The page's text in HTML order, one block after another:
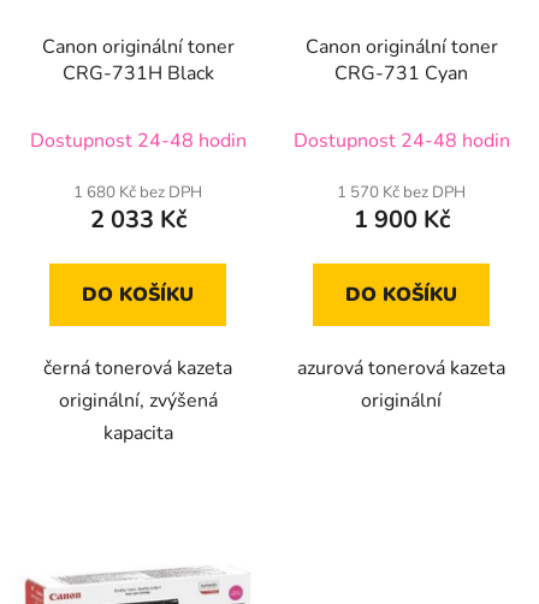
Canon originální toner
CRG-731H Black
Dostupnost 24-48 hodin
1 680 Kč bez DPH
2 033 Kč
DO KOŠÍKU
černá tonerová kazeta
originální, zvýšená
kapacita
Canon originální toner
CRG-731 Cyan
Dostupnost 24-48 hodin
1 570 Kč bez DPH
1 900 Kč
DO KOŠÍKU
azurová tonerová kazeta
originální